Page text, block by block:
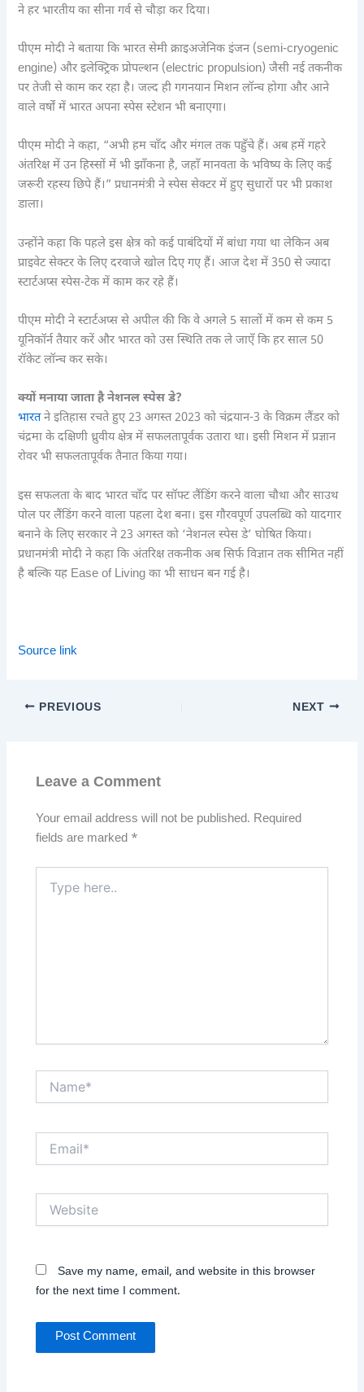
ने हर भारतीय का सीना गर्व से चौड़ा कर दिया।
पीएम मोदी ने बताया कि भारत सेमी क्राइअजेनिक इंजन (semi-cryogenic
engine) और इलेक्ट्रिक प्रोपल्शन (electric propulsion) जैसी नई तकनीक
पर तेजी से काम कर रहा है। जल्द ही गगनयान मिशन लॉन्च होगा और आने
वाले वर्षों में भारत अपना स्पेस स्टेशन भी बनाएगा।
पीएम मोदी ने कहा, “अभी हम चाँद और मंगल तक पहुँचे हैं। अब हमें गहरे
अंतरिक्ष में उन हिस्सों में भी झाँकना है, जहाँ मानवता के भविष्य के लिए कई
जरूरी रहस्य छिपे हैं।” प्रधानमंत्री ने स्पेस सेक्टर में हुए सुधारों पर भी प्रकाश
डाला।
उन्होंने कहा कि पहले इस क्षेत्र को कई पाबंदियों में बांधा गया था लेकिन अब
प्राइवेट सेक्टर के लिए दरवाजे खोल दिए गए हैं। आज देश में 350 से ज्यादा
स्टार्टअप्स स्पेस-टेक में काम कर रहे हैं।
पीएम मोदी ने स्टार्टअप्स से अपील की कि वे अगले 5 सालों में कम से कम 5
यूनिकॉर्न तैयार करें और भारत को उस स्थिति तक ले जाएँ कि हर साल 50
रॉकेट लॉन्च कर सके।
क्यों मनाया जाता है नेशनल स्पेस डे?
भारतने इतिहास रचते हुए 23 अगस्त 2023 को चंद्रयान-3 के विक्रम लैंडर को
चंद्रमा के दक्षिणी ध्रुवीय क्षेत्र में सफलतापूर्वक उतारा था। इसी मिशन में प्रज्ञान
रोवर भी सफलतापूर्वक तैनात किया गया।
इस सफलता के बाद भारत चाँद पर सॉफ्ट लैंडिंग करने वाला चौथा और साउथ
पोल पर लैंडिंग करने वाला पहला देश बना। इस गौरवपूर्ण उपलब्धि को यादगार
बनाने के लिए सरकार ने 23 अगस्त को ‘नेशनल स्पेस डे’ घोषित किया।
प्रधानमंत्री मोदी ने कहा कि अंतरिक्ष तकनीक अब सिर्फ विज्ञान तक सीमित नहीं
है बल्कि यह Ease of Living का भी साधन बन गई है।
Source link
PREVIOUS NEXT
Leave a Comment
Your email address will not be published. Required
fields are marked *
here..
Save my name, email, and website in this browser
for the next time I comment.